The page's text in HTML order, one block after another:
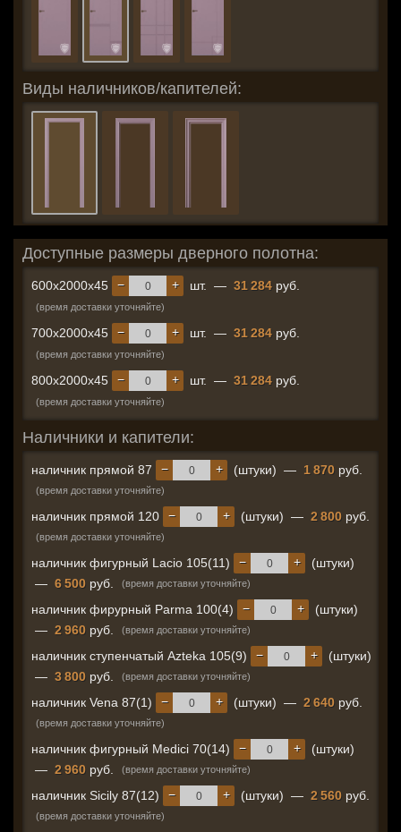
Виды наличников/капителей:
Доступные размеры дверного полотна:
600x2000x45 +
− шт. — 31 284 руб.
(время доставки уточняйте)
700x2000x45 +
− шт. — 31 284 руб.
(время доставки уточняйте)
800x2000x45 +
− шт. — 31 284 руб.
(время доставки уточняйте)
Наличники и капители:
наличник прямой 87 +
− (штуки) — 1 870 руб.
(время доставки уточняйте)
наличник прямой 120 +
− (штуки) — 2 800 руб.
(время доставки уточняйте)
наличник фигурный Lacio 105(11) +
−
(штуки)
— 6 500 руб. (время доставки уточняйте)
наличник фирурный Parma 100(4) +
−
(штуки)
— 2 960 руб. (время доставки уточняйте)
наличник ступенчатый Azteka 105(9) +
−
(штуки)
— 3 800 руб. (время доставки уточняйте)
наличник Vena 87(1) +
− (штуки) — 2 640 руб.
(время доставки уточняйте)
наличник фигурный Medici 70(14) +
−
(штуки)
— 2 960 руб. (время доставки уточняйте)
наличник Sicily 87(12) +
− (штуки) — 2 560 руб.
(время доставки уточняйте)